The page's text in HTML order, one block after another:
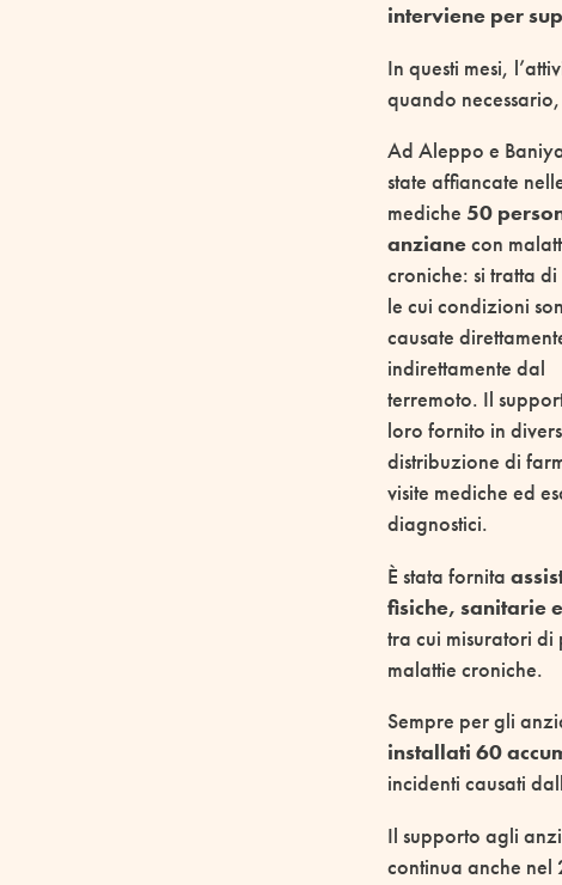
interviene per
In questi mesi,
quando
Ad Aleppo e
state affiancate
mediche 50
anzianecon
croniche: si tratta
le cui condizioni
causate
indirettamente dal
terremoto. Il
loro fornito in
distribuzione di
visite mediche ed
diagnostici.
È stata fornita
fisiche, sanitarie
tra cui misuratori
malattie croniche.
Sempre per gli
installati 60
incidenti causati
Il supporto agli
continua anche nel